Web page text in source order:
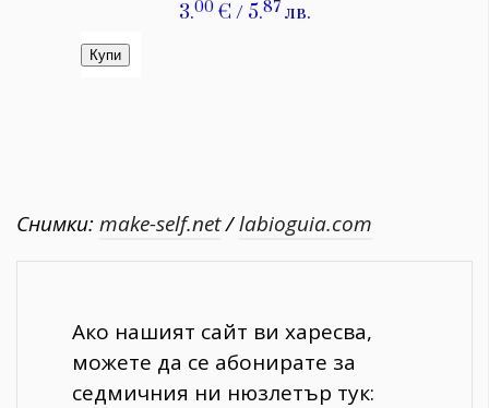
Снимки: make-self.net/labioguia.com
Ако нашият сайт ви харесва,
можете да се абонирате за
седмичния ни нюзлетър тук: